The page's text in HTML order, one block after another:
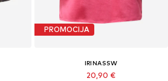
PROMOCIJA
IRINASSW
20,90 €